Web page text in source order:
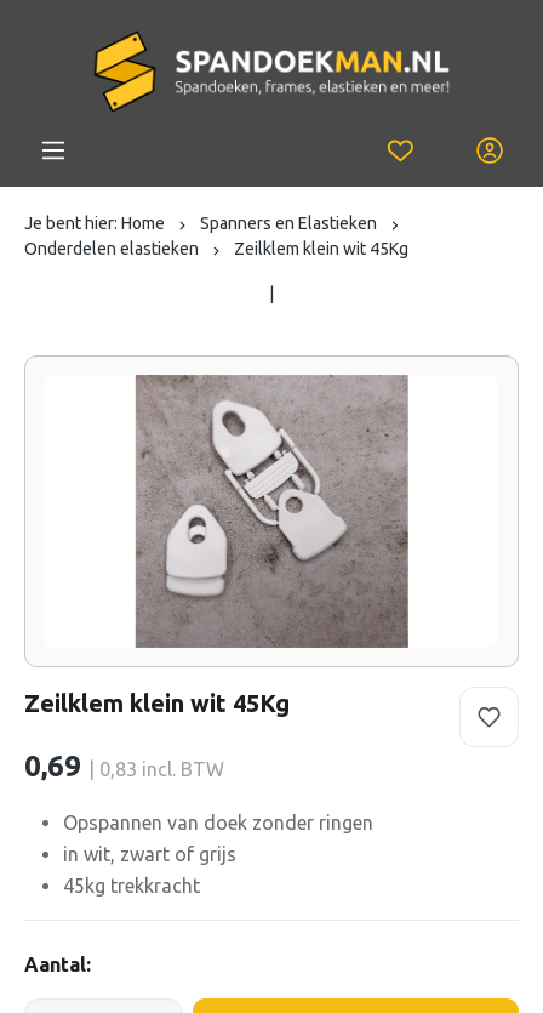
Je bent hier: Home
Spanners en Elastieken
Onderdelen elastieken
Zeilklem klein wit 45Kg
Zeilklem klein wit 45Kg
0,69 | 0,83 incl. BTW
Opspannen van doek zonder ringen
in wit, zwart of grijs
45kg trekkracht
Aantal: